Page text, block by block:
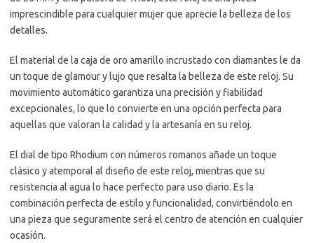
imprescindible para cualquier mujer que aprecie la belleza de los
detalles.
El material de la caja de oro amarillo incrustado con diamantes le da
un toque de glamour y lujo que resalta la belleza de este reloj. Su
movimiento automático garantiza una precisión y fiabilidad
excepcionales, lo que lo convierte en una opción perfecta para
aquellas que valoran la calidad y la artesanía en su reloj.
El dial de tipo Rhodium con números romanos añade un toque
clásico y atemporal al diseño de este reloj, mientras que su
resistencia al agua lo hace perfecto para uso diario. Es la
combinación perfecta de estilo y funcionalidad, convirtiéndolo en
una pieza que seguramente será el centro de atención en cualquier
ocasión.